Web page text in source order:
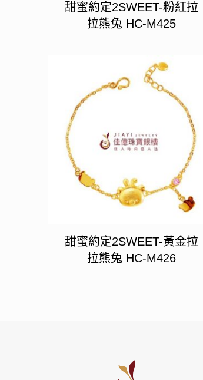
甜蜜約定2SWEET-粉紅拉
拉熊兔 HC-M425
甜蜜約定2SWEET-黃金拉
拉熊兔 HC-M426